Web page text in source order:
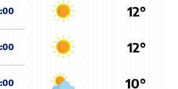
12°
12°
10°